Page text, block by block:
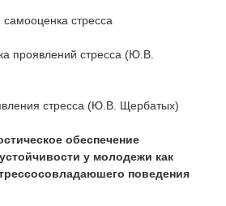
стресса
проявлений стресса (Ю.В.
стресса (Ю.В. Щербатых)
обеспечение
у молодежи как
поведения